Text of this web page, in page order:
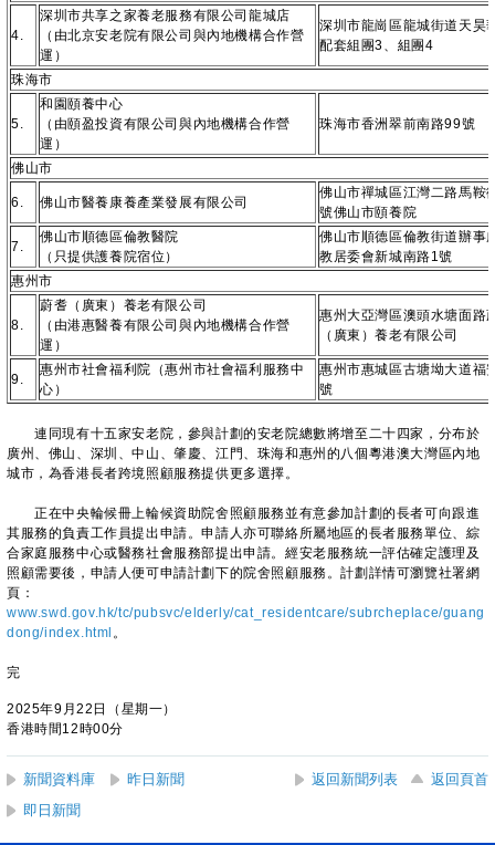
4.
深圳市共享之家養老服務有限公司龍城店
（由北京安老院有限公司與內地機構合作營
運）
深圳市龍崗區龍城街道天昊
配套組團3、組團4
珠海市
5.
和園頤養中心
（由頤盈投資有限公司與內地機構合作營
運）
珠海市香洲翠前南路99號
佛山市
6. 佛山市醫養康養產業發展有限公司
佛山市禪城區江灣二路馬鞍
號佛山市頤養院
7.
佛山市順德區倫教醫院
（只提供護養院宿位）
佛山市順德區倫教街道辦事
教居委會新城南路1號
惠州市
8.
蔚耆（廣東）養老有限公司
（由港惠醫養有限公司與內地機構合作營
運）
惠州大亞灣區澳頭水塘面路
（廣東）養老有限公司
9.
惠州市社會福利院（惠州市社會福利服務中
心）
惠州市惠城區古塘坳大道福
號
連同現有十五家安老院，參與計劃的安老院總數將增至二十四家，分布於
廣州、佛山、深圳、中山、肇慶、江門、珠海和惠州的八個粵港澳大灣區內地
城市，為香港長者跨境照顧服務提供更多選擇。
正在中央輪候冊上輪候資助院舍照顧服務並有意參加計劃的長者可向跟進
其服務的負責工作員提出申請。申請人亦可聯絡所屬地區的長者服務單位、綜
合家庭服務中心或醫務社會服務部提出申請。經安老服務統一評估確定護理及
照顧需要後，申請人便可申請計劃下的院舍照顧服務。計劃詳情可瀏覽社署網
頁：
www.swd.gov.hk/tc/pubsvc/elderly/cat_residentcare/subrcheplace/guang
dong/index.html 。
完
2025年9月22日（星期一）
香港時間12時00分
新聞資料庫 昨日新聞 返回新聞列表
返回頁首
即日新聞